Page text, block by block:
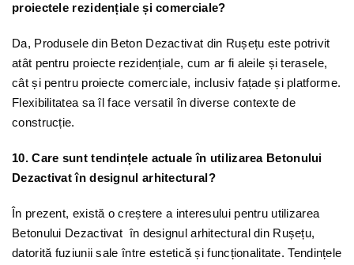
proiectele rezidențiale și comerciale?
Da, Produsele din Beton Dezactivat din Rușețu este potrivit
atât pentru proiecte rezidențiale, cum ar fi aleile și terasele,
cât și pentru proiecte comerciale, inclusiv fațade și platforme.
Flexibilitatea sa îl face versatil în diverse contexte de
construcție.
10. Care sunt tendințele actuale în utilizarea Betonului
Dezactivat în designul arhitectural?
În prezent, există o creștere a interesului pentru utilizarea
Betonului Dezactivat în designul arhitectural din Rușețu,
datorită fuziunii sale între estetică și funcționalitate. Tendințele